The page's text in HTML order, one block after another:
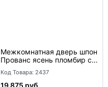
Межкомнатная дверь шпон
Прованс ясень пломбир со
стеклом
Код Товара: 2437